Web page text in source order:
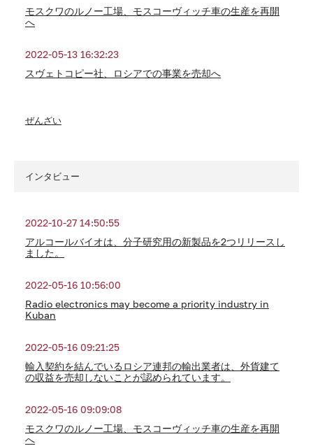
モスクワのルノー工場、モスコーヴィッチ車の生産を再開
へ
2022-05-13 16:32:23
スヴェトコピー社、ロシアでの事業を売却へ
ぜんざい
インタビュー
2022-10-27 14:50:55
アルコールバイオは、分子研究用の新製品を2つリリースし
ました。
2022-05-16 10:56:00
Radio electronics may become a priority industry in
Kuban
2022-05-16 09:21:25
輸入契約を結んでいるロシア連邦の輸出業者は、外貨建て
の収益を売却しないことが認められています。
2022-05-16 09:09:08
モスクワのルノー工場、モスコーヴィッチ車の生産を再開
へ